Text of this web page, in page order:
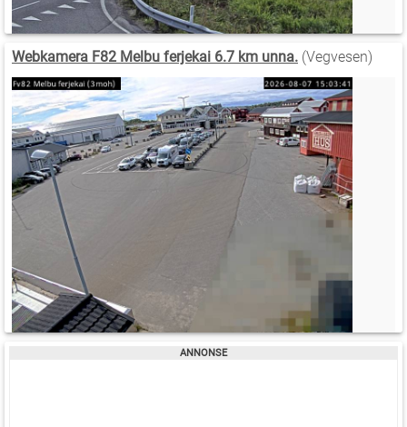
Webkamera F82 Melbu ferjekai 6.7 km unna. (Vegvesen)